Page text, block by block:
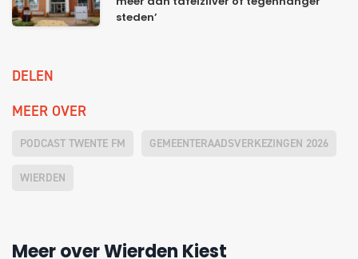
meer dan tafelzilver of tegenhanger
steden’
DELEN
MEER OVER
PODCAST TWENTE FM GEMEENTERAADSVERKEZINGEN 2026
WIERDEN
Meer over Wierden Kiest